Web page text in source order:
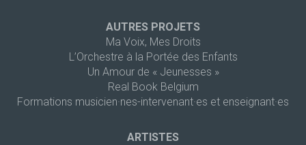
AUTRES PROJETS
Ma Voix, Mes Droits
L’Orchestre à la Portée des Enfants
Un Amour de « Jeunesses »
Real Book Belgium
Formations musicien·nes-intervenant·es et enseignant·es
ARTISTES